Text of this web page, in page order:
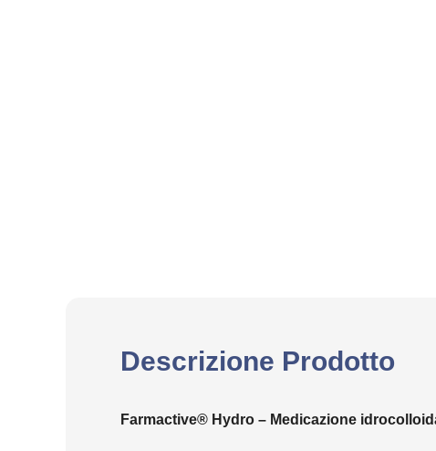
Descrizione Prodotto
Farmactive® Hydro – Medicazione